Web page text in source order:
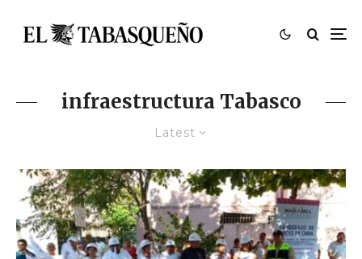
infraestructura Tabasco
Latest